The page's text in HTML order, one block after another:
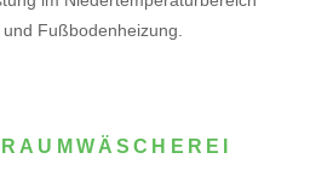
Fußbodenheizung.